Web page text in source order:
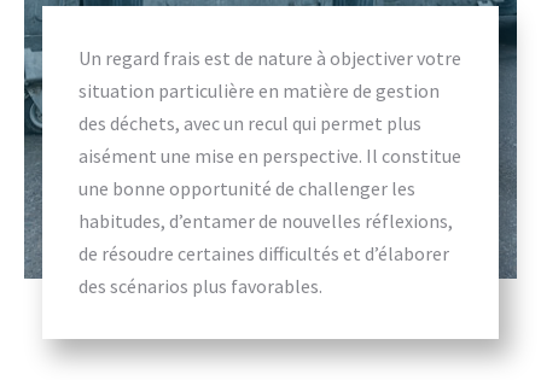
Un regard frais est de nature à objectiver votre
situation particulière en matière de gestion
des déchets, avec un recul qui permet plus
aisément une mise en perspective. Il constitue
une bonne opportunité de challenger les
habitudes, d’entamer de nouvelles réflexions,
de résoudre certaines difficultés et d’élaborer
des scénarios plus favorables.